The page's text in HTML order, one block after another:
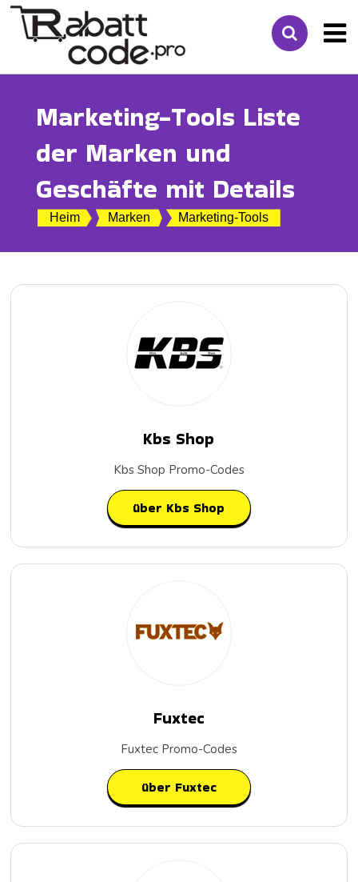
Marketing-Tools Liste
der Marken und
Geschäfte mit Details
Heim Marken Marketing-Tools
Kbs Shop
Kbs Shop Promo-Codes
über Kbs Shop
Fuxtec
Fuxtec Promo-Codes
über Fuxtec